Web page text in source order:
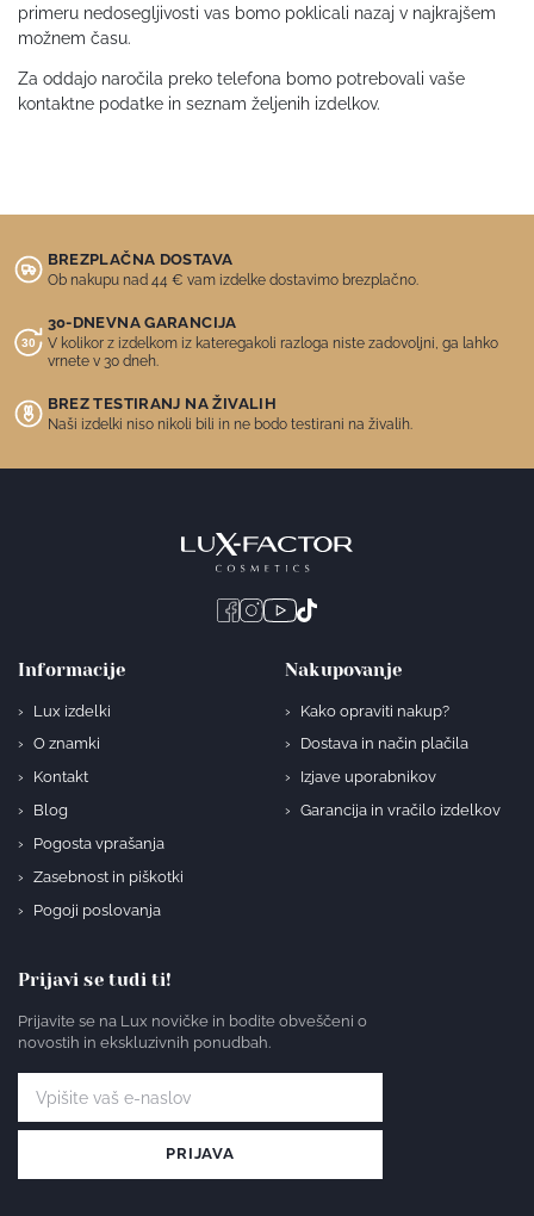
primeru nedosegljivosti vas bomo poklicali nazaj v najkrajšem
možnem času.
Za oddajo naročila preko telefona bomo potrebovali vaše
kontaktne podatke in seznam željenih izdelkov.
BREZPLAČNA DOSTAVA
Ob nakupu nad 44 € vam izdelke dostavimo brezplačno.
30-DNEVNA GARANCIJA
V kolikor z izdelkom iz kateregakoli razloga niste zadovoljni, ga lahko
vrnete v 30 dneh.
BREZ TESTIRANJ NA ŽIVALIH
Naši izdelki niso nikoli bili in ne bodo testirani na živalih.
Informacije
Lux izdelki
O znamki
Kontakt
Blog
Pogosta vprašanja
Zasebnost in piškotki
Pogoji poslovanja
Nakupovanje
Kako opraviti nakup?
Dostava in način plačila
Izjave uporabnikov
Garancija in vračilo izdelkov
Prijavi se tudi ti!
Prijavite se na Lux novičke in bodite obveščeni o
novostih in ekskluzivnih ponudbah.
PRIJAVA